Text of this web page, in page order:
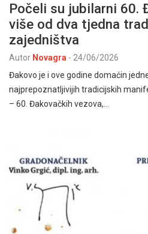
Počeli su jubilarni 60.
više od dva tjedna
zajedništva
Autor Novagra - 24/06/2026
Đakovo je i ove godine domaćin
najprepoznatljivijih tradicijskih
– 60. Đakovačkih vezova,…